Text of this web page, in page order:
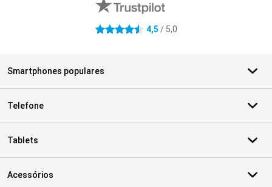
4.5 estrelas 4,5 / 5,0
Smartphones populares
Telefone
Tablets
Acessórios